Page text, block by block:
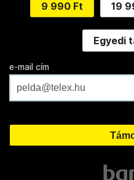
9 990 Ft 19
Egyedi
e-mail cím